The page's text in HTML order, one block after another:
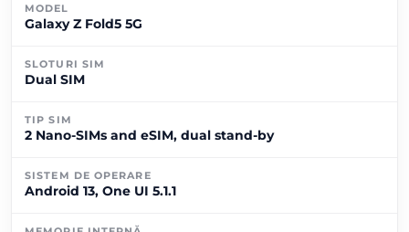
MODEL
Galaxy Z Fold5 5G
SLOTURI SIM
Dual SIM
TIP SIM
2 Nano-SIMs and eSIM, dual stand-by
SISTEM DE OPERARE
Android 13, One UI 5.1.1